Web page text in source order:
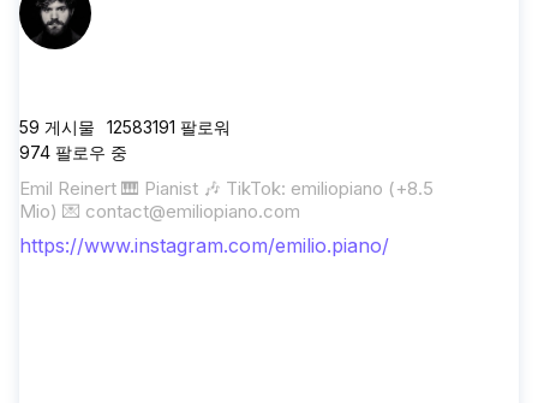
59 게시물 12583191 팔로워
974 팔로우 중
Emil Reinert 🎹 Pianist 🎶 TikTok: emiliopiano (+8.5
Mio) 💌 contact@emiliopiano.com
https://www.instagram.com/emilio.piano/